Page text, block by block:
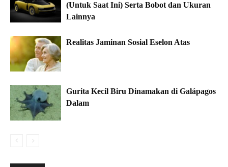
(Untuk Saat Ini) Serta Bobot dan Ukuran
Lainnya
Realitas Jaminan Sosial Eselon Atas
Gurita Kecil Biru Dinamakan di Galápagos
Dalam